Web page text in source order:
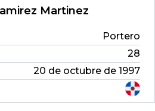
Martinez
Portero
28
20 de octubre de 1997